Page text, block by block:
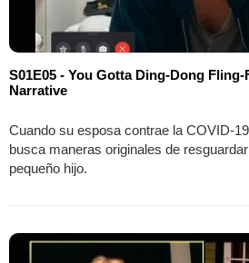
S01E05 - You Gotta Ding-Dong
Narrative
Cuando su esposa contrae la
busca maneras originales de
pequeño hijo.